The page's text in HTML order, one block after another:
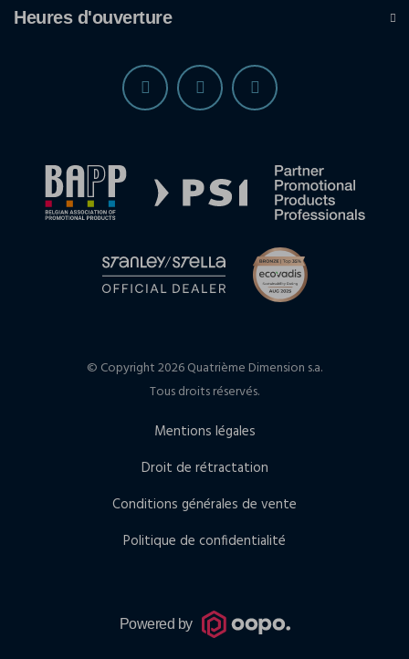
Heures d'ouverture
© Copyright 2026 Quatrième Dimension s.a.
Tous droits réservés.
Mentions légales
Droit de rétractation
Conditions générales de vente
Politique de confidentialité
Powered by